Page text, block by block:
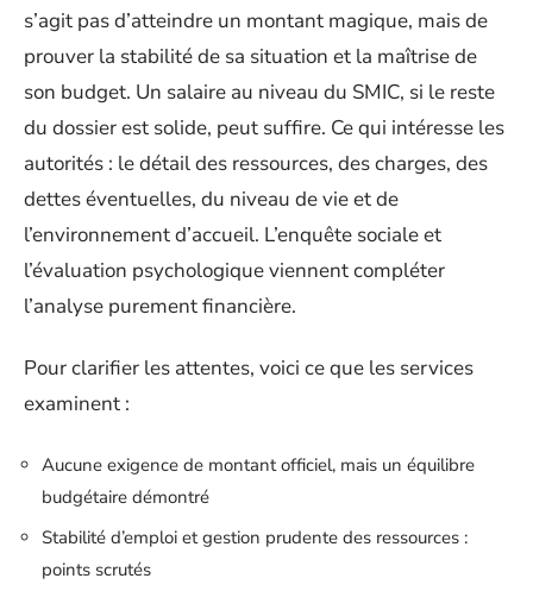
s’agit pas d’atteindre un montant magique, mais de
prouver la stabilité de sa situation et la maîtrise de
son budget. Un salaire au niveau du SMIC, si le reste
du dossier est solide, peut suffire. Ce qui intéresse les
autorités : le détail des ressources, des charges, des
dettes éventuelles, du niveau de vie et de
l’environnement d’accueil. L’enquête sociale et
l’évaluation psychologique viennent compléter
l’analyse purement financière.
Pour clarifier les attentes, voici ce que les services
examinent :
Aucune exigence de montant officiel, mais un équilibre
budgétaire démontré
Stabilité d’emploi et gestion prudente des ressources :
points scrutés